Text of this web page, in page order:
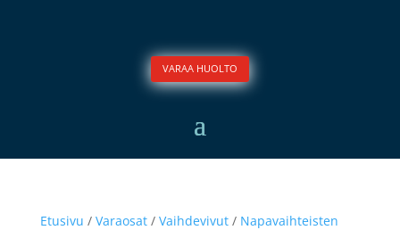
VARAA HUOLTO
Etusivu / Varaosat/ Vaihdevivut/ Napavaihteisten